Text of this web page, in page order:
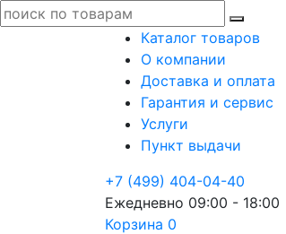
Каталог товаров
О компании
Доставка и оплата
Гарантия и сервис
Услуги
Пункт выдачи
+7 (499) 404-04-40
Ежедневно 09:00 - 18:00
Корзина 0